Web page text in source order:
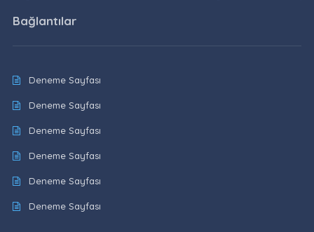
Bağlantılar
Deneme Sayfası
Deneme Sayfası
Deneme Sayfası
Deneme Sayfası
Deneme Sayfası
Deneme Sayfası